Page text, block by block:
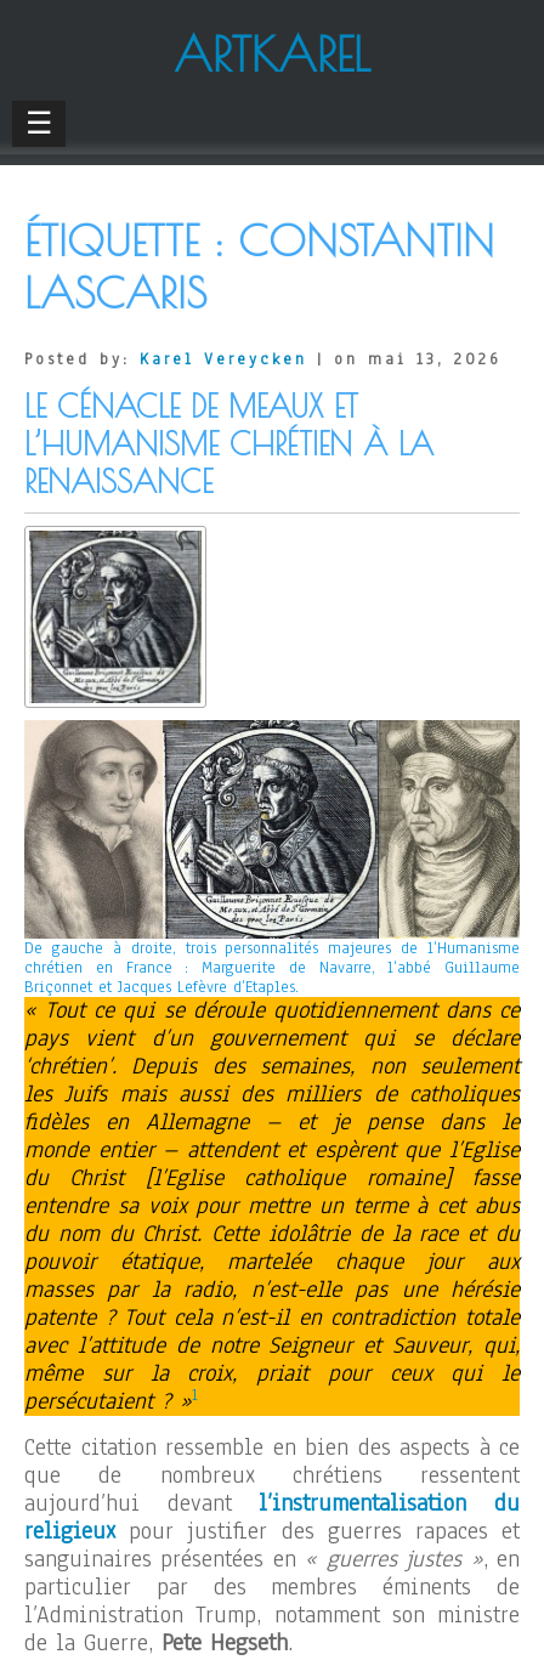
ARTKAREL
☰
ÉTIQUETTE : CONSTANTIN
LASCARIS
Posted by: Karel Vereycken | on mai 13, 2026
LE CÉNACLE DE MEAUX ET
L’HUMANISME CHRÉTIEN À LA
RENAISSANCE
De gauche à droite, trois personnalités majeures de l’Humanisme
chrétien en France : Marguerite de Navarre, l’abbé Guillaume
Briçonnet et Jacques Lefèvre d’Etaples.
« Tout ce qui se déroule quotidiennement dans ce
pays vient d’un gouvernement qui se déclare
‘chrétien’. Depuis des semaines, non seulement
les Juifs mais aussi des milliers de catholiques
fidèles en Allemagne – et je pense dans le
monde entier – attendent et espèrent que l’Eglise
du Christ [l’Eglise catholique romaine] fasse
entendre sa voix pour mettre un terme à cet abus
du nom du Christ. Cette idolâtrie de la race et du
pouvoir étatique, martelée chaque jour aux
masses par la radio, n’est-elle pas une hérésie
patente ? Tout cela n’est-il en contradiction totale
avec l’attitude de notre Seigneur et Sauveur, qui,
même sur la croix, priait pour ceux qui le
persécutaient ? »1
Cette citation ressemble en bien des aspects à ce
que de nombreux chrétiens ressentent
aujourd’hui devant l’instrumentalisation du
religieuxpour justifier des guerres rapaces et
sanguinaires présentées en « guerres justes », en
particulier par des membres éminents de
l’Administration Trump, notamment son ministre
de la Guerre, Pete Hegseth.